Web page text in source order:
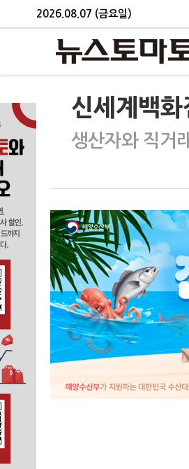
2026.08.07 (금요일)
신세계백
생산자와 직거